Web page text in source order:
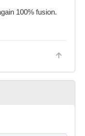
100% fusion.